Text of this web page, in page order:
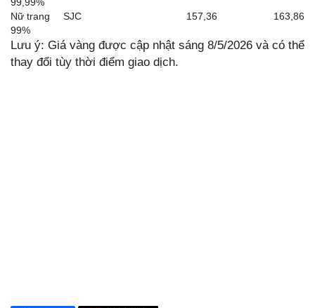
Nữ trang
99%
SJC 157,36 163,86
Lưu ý: Giá vàng được cập nhật sáng 8/5/2026 và có thể
thay đổi tùy thời điểm giao dịch.